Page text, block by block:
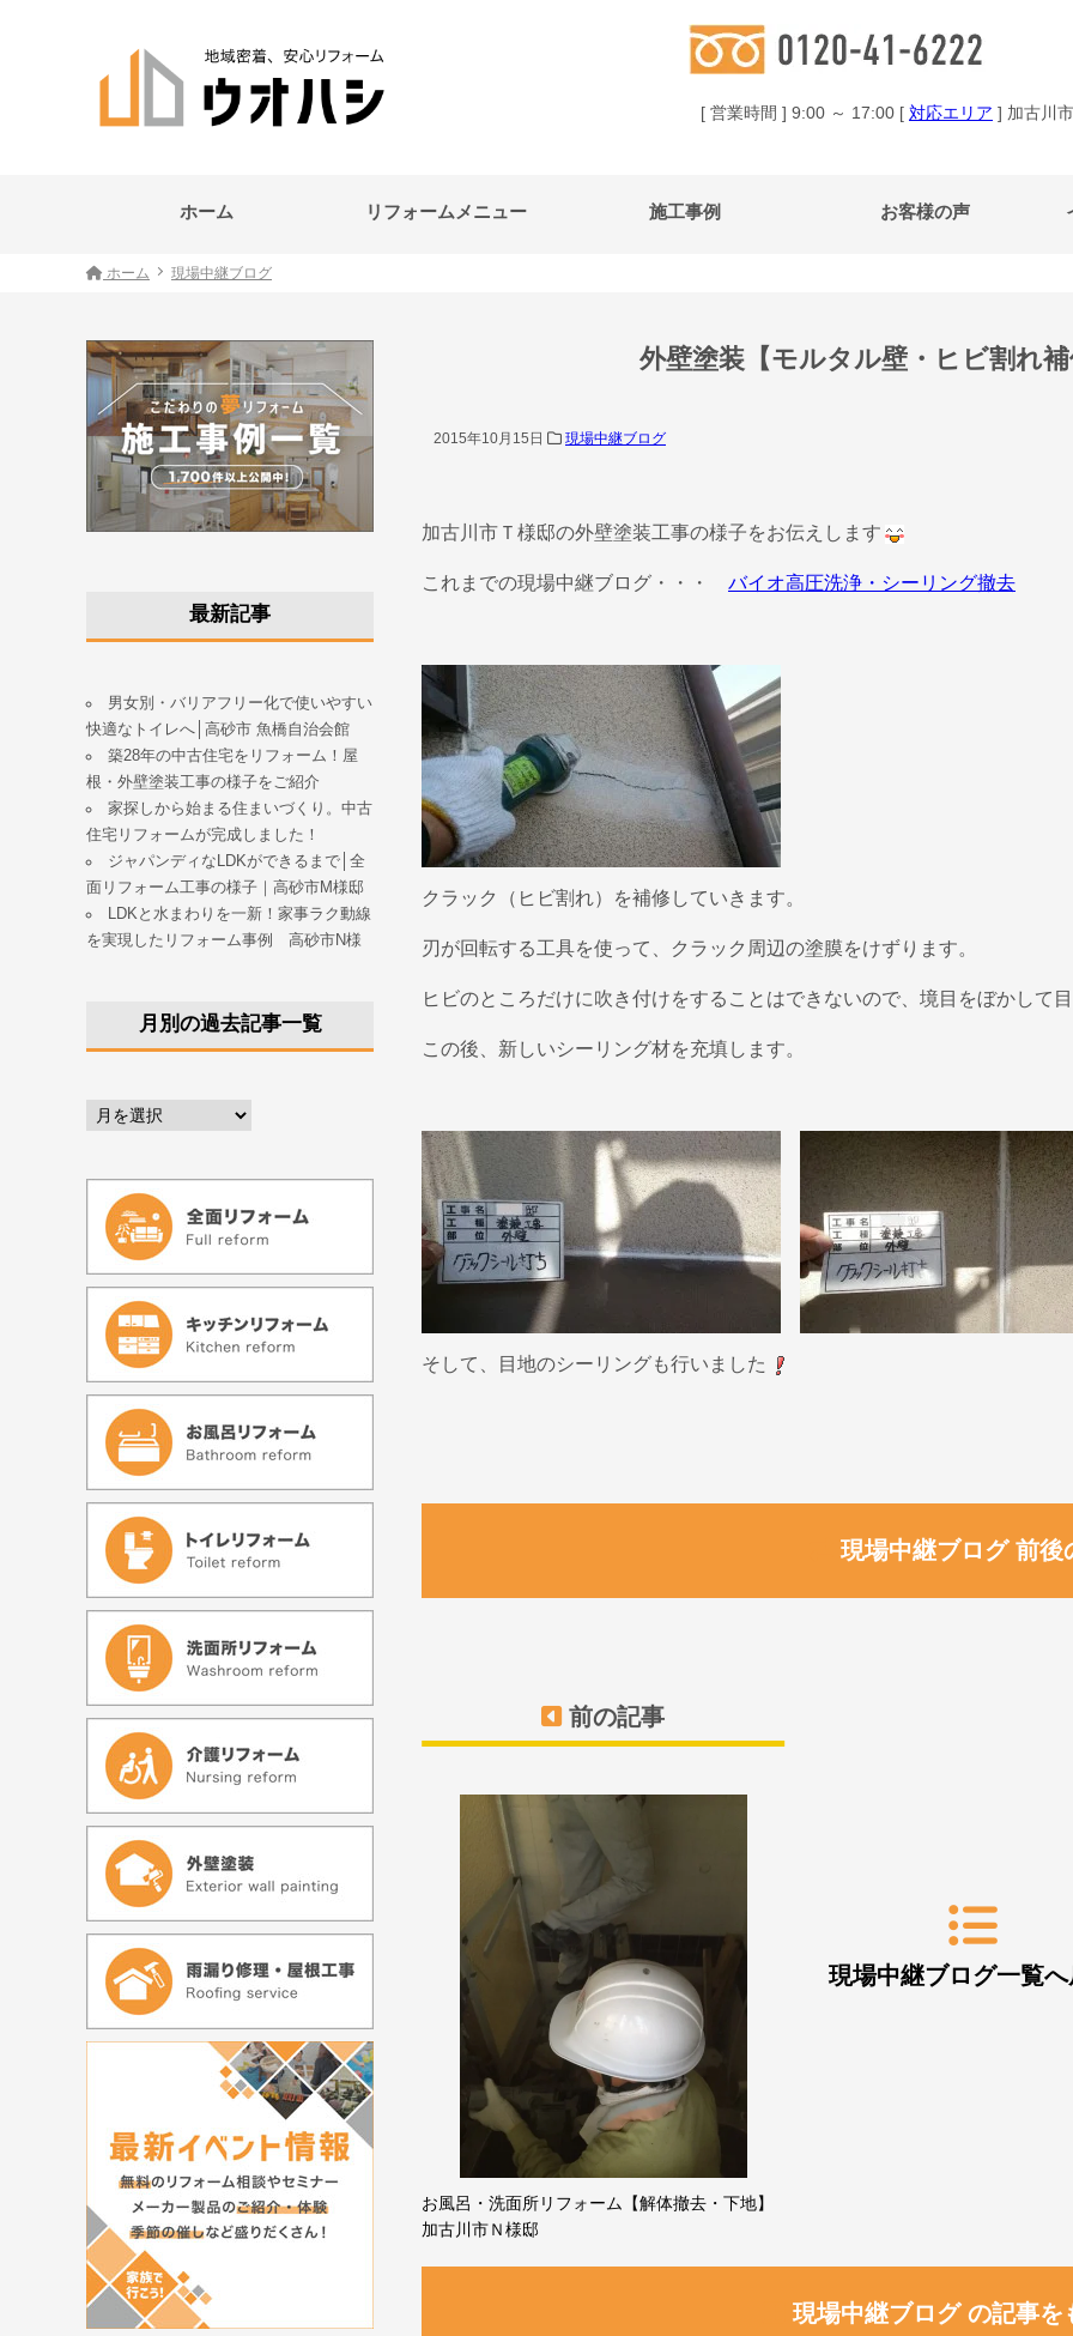
[ 営業時間 ] 9:00 ～ 17:00 [ 対応エリア ] 加古川
ホーム リフォームメニュー 施工事例 お客様の声
ホーム 現場中継ブログ
外壁塗装【モルタル壁・ヒビ割れ
2015年10月15日 現場中継ブログ
加古川市Ｔ様邸の外壁塗装工事の様子をお伝えします
これまでの現場中継ブログ・・・ バイオ高圧洗浄・シーリング撤去
クラック（ヒビ割れ）を補修していきます。
刃が回転する工具を使って、クラック周辺の塗膜をけずります。
ヒビのところだけに吹き付けをすることはできないので、境目をぼかして
この後、新しいシーリング材を充填します。
そして、目地のシーリングも行いました
現場中継ブログ 前後
前の記事
お風呂・洗面所リフォーム【解体撤去・下地】
加古川市Ｎ様邸
現場中継ブログ一覧
現場中継ブログ の記事を
最新記事
男女別・バリアフリー化で使いやすい
快適なトイレへ│高砂市 魚橋自治会館
築28年の中古住宅をリフォーム！屋
根・外壁塗装工事の様子をご紹介
家探しから始まる住まいづくり。中古
住宅リフォームが完成しました！
ジャパンディなLDKができるまで│全
面リフォーム工事の様子｜高砂市M様邸
LDKと水まわりを一新！家事ラク動線
を実現したリフォーム事例 高砂市N様
月別の過去記事一覧